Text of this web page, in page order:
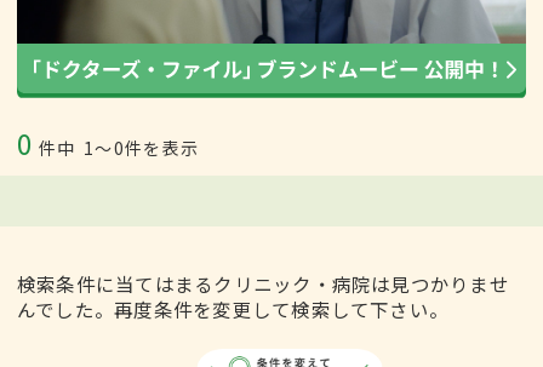
0 件中 1〜0件を表示
検索条件に当てはまるクリニック・病院は見つかりませ
んでした。再度条件を変更して検索して下さい。